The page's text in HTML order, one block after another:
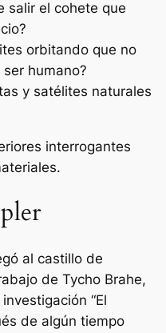
salir el cohete que
orbitando que no
humano?
y satélites naturales
interrogantes
al castillo de
de Tycho Brahe,
“El
de algún tiempo